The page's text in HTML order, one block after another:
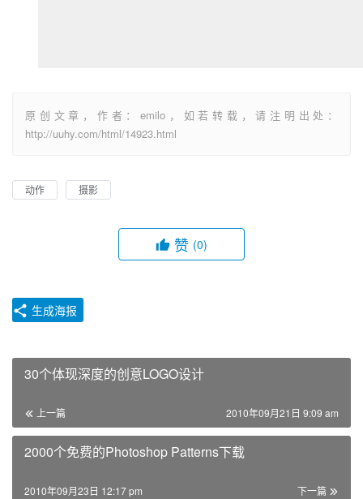
原创文章，作者：emilo，如若转载，请注明出处：
http://uuhy.com/html/14923.html
动作 摄影
赞 (0)
生成海报
30个体现深度的创意LOGO设计
上一篇 2010年09月21日 9:09 am
2000个免费的Photoshop Patterns下载
下一篇
2010年09月23日 12:17 pm